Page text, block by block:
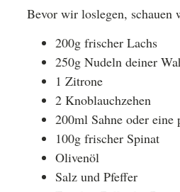
Bevor wir loslegen, schauen
200g frischer Lachs
250g Nudeln deiner
1 Zitrone
2 Knoblauchzehen
200ml Sahne oder
100g frischer Spinat
Olivenöl
Salz und Pfeffer